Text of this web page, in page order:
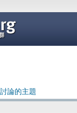
論的主題